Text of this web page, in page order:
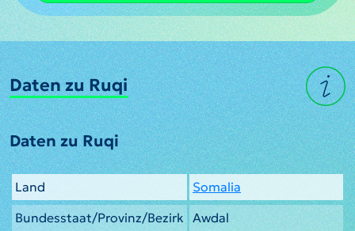
Daten zu Ruqi
Daten zu Ruqi
Land
Somalia
Bundesstaat/Provinz/Bezirk Awdal